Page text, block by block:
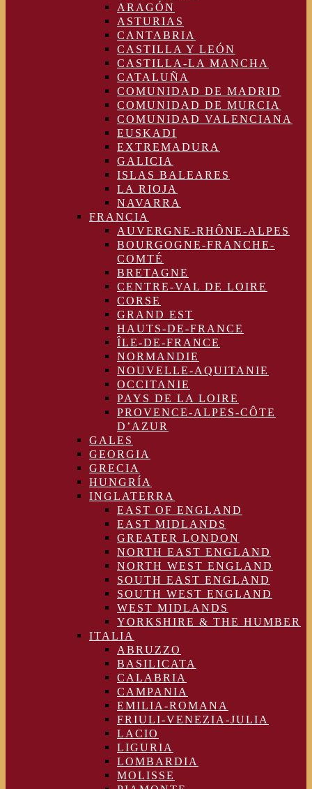
ARAGÓN
ASTURIAS
CANTABRIA
CASTILLA Y LEÓN
CASTILLA-LA MANCHA
CATALUÑA
COMUNIDAD DE MADRID
COMUNIDAD DE MURCIA
COMUNIDAD VALENCIANA
EUSKADI
EXTREMADURA
GALICIA
ISLAS BALEARES
LA RIOJA
NAVARRA
FRANCIA
AUVERGNE-RHÔNE-ALPES
BOURGOGNE-FRANCHE-
COMTÉ
BRETAGNE
CENTRE-VAL DE LOIRE
CORSE
GRAND EST
HAUTS-DE-FRANCE
ÎLE-DE-FRANCE
NORMANDIE
NOUVELLE-AQUITANIE
OCCITANIE
PAYS DE LA LOIRE
PROVENCE-ALPES-CÔTE
D’AZUR
GALES
GEORGIA
GRECIA
HUNGRÍA
INGLATERRA
EAST OF ENGLAND
EAST MIDLANDS
GREATER LONDON
NORTH EAST ENGLAND
NORTH WEST ENGLAND
SOUTH EAST ENGLAND
SOUTH WEST ENGLAND
WEST MIDLANDS
YORKSHIRE & THE HUMBER
ITALIA
ABRUZZO
BASILICATA
CALABRIA
CAMPANIA
EMILIA-ROMANA
FRIULI-VENEZIA-JULIA
LACIO
LIGURIA
LOMBARDIA
MOLISSE